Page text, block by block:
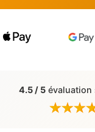
4.5 / 5évaluation